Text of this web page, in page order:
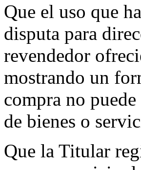
Que el uso que
disputa para
revendedor
mostrando un
compra no
de bienes o
Que la Titular